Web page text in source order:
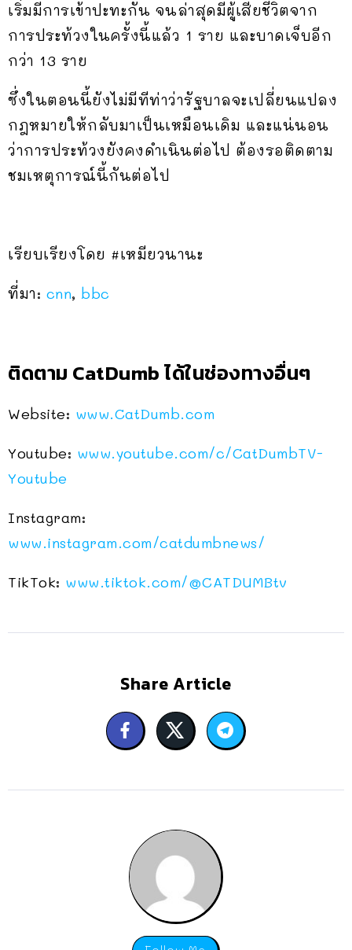
เริ่มมีการเข้าปะทะกัน จนล่าสุดมีผู้เสียชีวิตจาก
การประท้วงในครั้งนี้แล้ว 1 ราย และบาดเจ็บอีก
กว่า 13 ราย
ซึ่งในตอนนี้ยังไม่มีทีท่าว่ารัฐบาลจะเปลี่ยนแปลง
กฎหมายให้กลับมาเป็นเหมือนเดิม และแน่นอน
ว่าการประท้วงยังคงดำเนินต่อไป ต้องรอติดตาม
ชมเหตุการณ์นี้กันต่อไป
เรียบเรียงโดย #เหมียวนานะ
ที่มา: cnn, bbc
ติดตาม CatDumb ได้ในช่องทางอื่นๆ
Website: www.CatDumb.com
Youtube: www.youtube.com/c/CatDumbTV-
Youtube
Instagram:
www.instagram.com/catdumbnews/
TikTok: www.tiktok.com/@CATDUMBtv
Share Article